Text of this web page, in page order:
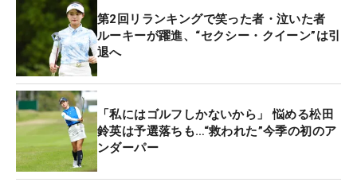
めた。
姉の背中を追うようにゴルフを始め、高校も熊本・
玉名市の実家を離れ、姉と同じ宮崎・日章学園高に
進んだ。1年時の昨年は3年だった姉と寮で同部屋。
「どれがケンカか分からないくらい、しょっちゅう
ケンカしています。でも、すぐに普通に話していま
す」とケラケラと笑い、今週も母、姉妹でトリプル
第2回リランキングで笑った者・泣いた者
ルーキーが躍進、“セクシー・クイーン”は引
退へ
「私にはゴルフしかないから」 悩める松田
鈴英は予選落ちも…“救われた”今季の初のア
ンダーパー